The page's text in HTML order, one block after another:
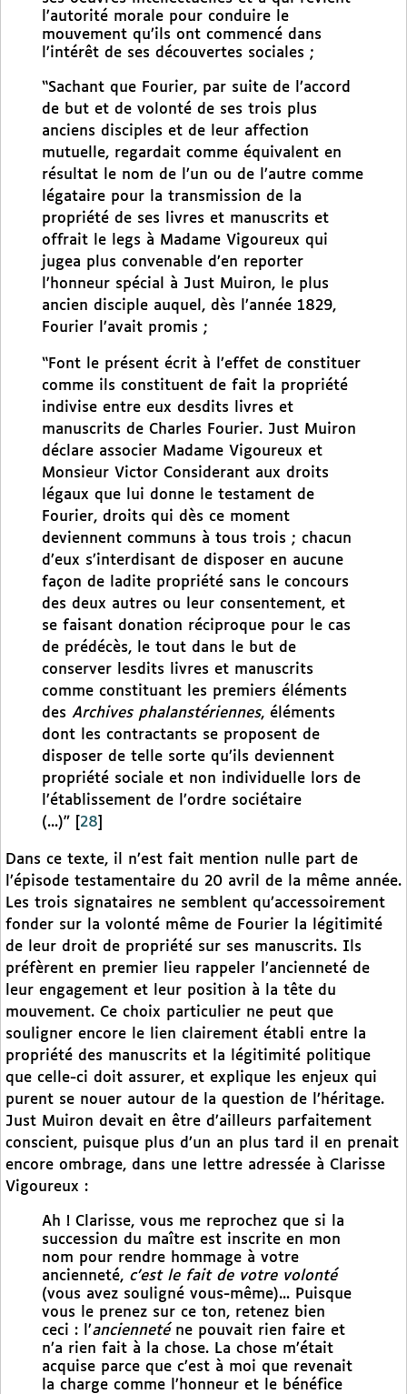
l’autorité morale pour conduire le
mouvement qu’ils ont commencé dans
l’intérêt de ses découvertes sociales ;
“Sachant que Fourier, par suite de l’accord
de but et de volonté de ses trois plus
anciens disciples et de leur affection
mutuelle, regardait comme équivalent en
résultat le nom de l’un ou de l’autre comme
légataire pour la transmission de la
propriété de ses livres et manuscrits et
offrait le legs à Madame Vigoureux qui
jugea plus convenable d’en reporter
l’honneur spécial à Just Muiron, le plus
ancien disciple auquel, dès l’année 1829,
Fourier l’avait promis ;
“Font le présent écrit à l’effet de constituer
comme ils constituent de fait la propriété
indivise entre eux desdits livres et
manuscrits de Charles Fourier. Just Muiron
déclare associer Madame Vigoureux et
Monsieur Victor Considerant aux droits
légaux que lui donne le testament de
Fourier, droits qui dès ce moment
deviennent communs à tous trois ; chacun
d’eux s’interdisant de disposer en aucune
façon de ladite propriété sans le concours
des deux autres ou leur consentement, et
se faisant donation réciproque pour le cas
de prédécès, le tout dans le but de
conserver lesdits livres et manuscrits
comme constituant les premiers éléments
des Archives phalanstériennes, éléments
dont les contractants se proposent de
disposer de telle sorte qu’ils deviennent
propriété sociale et non individuelle lors de
l’établissement de l’ordre sociétaire
(...)”
28
Dans ce texte, il n’est fait mention nulle part de
l’épisode testamentaire du 20 avril de la même année.
Les trois signataires ne semblent qu’accessoirement
fonder sur la volonté même de Fourier la légitimité
de leur droit de propriété sur ses manuscrits. Ils
préfèrent en premier lieu rappeler l’ancienneté de
leur engagement et leur position à la tête du
mouvement. Ce choix particulier ne peut que
souligner encore le lien clairement établi entre la
propriété des manuscrits et la légitimité politique
que celle-ci doit assurer, et explique les enjeux qui
purent se nouer autour de la question de l’héritage.
Just Muiron devait en être d’ailleurs parfaitement
conscient, puisque plus d’un an plus tard il en prenait
encore ombrage, dans une lettre adressée à Clarisse
Vigoureux :
Ah ! Clarisse, vous me reprochez que si la
succession du maître est inscrite en mon
nom pour rendre hommage à votre
ancienneté, c’est le fait de votre volonté
(vous avez souligné vous-même)... Puisque
vous le prenez sur ce ton, retenez bien
ceci : l’ancienneténe pouvait rien faire et
n’a rien fait à la chose. La chose m’était
acquise parce que c’est à moi que revenait
la charge comme l’honneur et le bénéfice